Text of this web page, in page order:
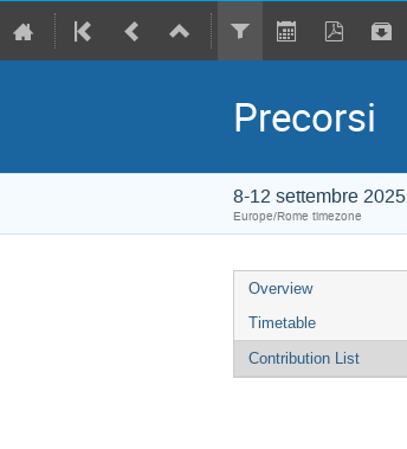
Precorsi
8-12 settembre 2025
Europe/Rome timezone
Overview
Timetable
Contribution List